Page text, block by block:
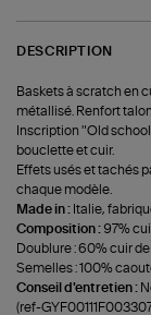
DESCRIPTION
Baskets à scratch en
métallisé. Renfort
Inscription "Old
bouclette et cuir.
Effets usés et tachés
chaque modèle.
Made in : Italie,
Composition : 97%
Doublure : 60% cuir
Semelles : 100%
Conseil d'entretien :
(ref-